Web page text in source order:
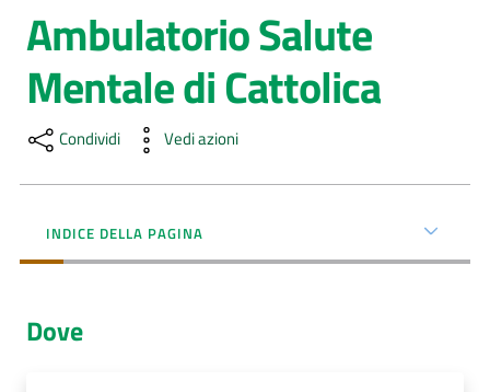
Luoghi
di
cura
Menu selezionato
AUSL
Comunica
Salta al contenuto
Ambulatorio Salute
Mentale di Cattolica
Condividi Vedi azioni
INDICE DELLA PAGINA
Dove